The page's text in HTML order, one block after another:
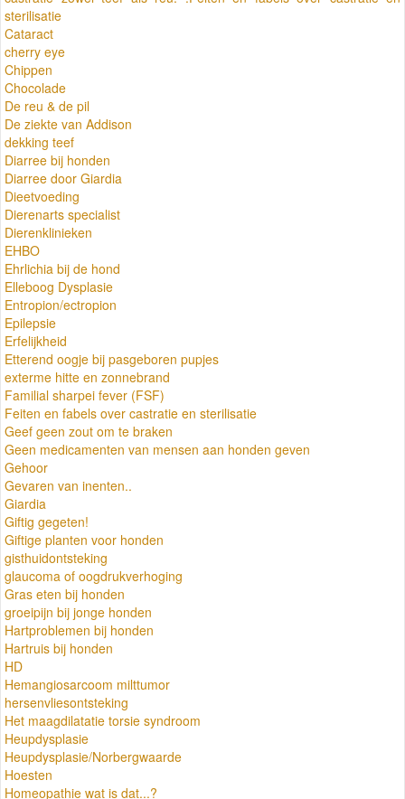
sterilisatie
Cataract
cherry eye
Chippen
Chocolade
De reu & de pil
De ziekte van Addison
dekking teef
Diarree bij honden
Diarree door Giardia
Dieetvoeding
Dierenarts specialist
Dierenklinieken
EHBO
Ehrlichia bij de hond
Elleboog Dysplasie
Entropion/ectropion
Epilepsie
Erfelijkheid
Etterend oogje bij pasgeboren pupjes
exterme hitte en zonnebrand
Familial sharpei fever (FSF)
Feiten en fabels over castratie en sterilisatie
Geef geen zout om te braken
Geen medicamenten van mensen aan honden geven
Gehoor
Gevaren van inenten..
Giardia
Giftig gegeten!
Giftige planten voor honden
gisthuidontsteking
glaucoma of oogdrukverhoging
Gras eten bij honden
groeipijn bij jonge honden
Hartproblemen bij honden
Hartruis bij honden
HD
Hemangiosarcoom milttumor
hersenvliesontsteking
Het maagdilatatie torsie syndroom
Heupdysplasie
Heupdysplasie/Norbergwaarde
Hoesten
Homeopathie wat is dat...?